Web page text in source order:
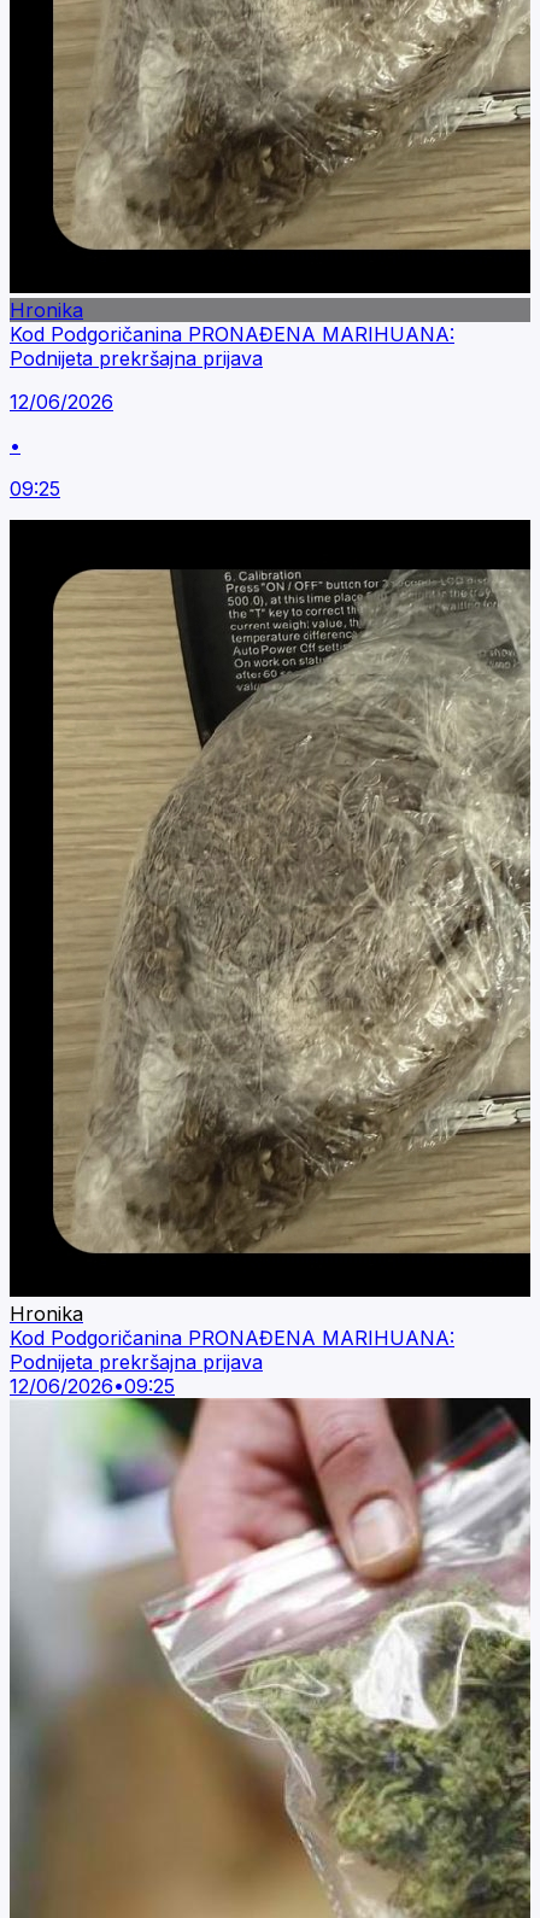
Hronika
Kod Podgoričanina PRONAĐENA MARIHUANA:
Podnijeta prekršajna prijava
12/06/2026
•
09:25
Hronika
Kod Podgoričanina PRONAĐENA MARIHUANA:
Podnijeta prekršajna prijava
12/06/2026•09:25